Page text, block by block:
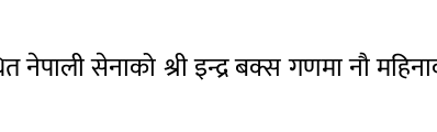
नेपाली सेनाको श्री इन्द्र बक्स गणमा नौ